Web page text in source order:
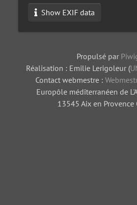
Show EXIF data
Propulsé par
Réalisation : Emilie Lerigoleur (
Contact webmestre :
Europôle méditerranéen de
13545 Aix en Provence